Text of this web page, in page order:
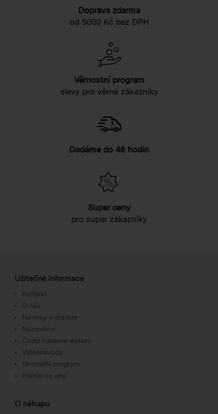
Doprava zdarma
od 5000 Kč bez DPH
Věrnostní program
slevy pro věrné zákazníky
Dodáme do 48 hodin
Super ceny
pro super zákazníky
Užitečné informace
Kontakt
O nás
Novinky e-mailem
Názvosloví
Často kladené dotazy
Videonávody
Věrnostní program
Přebal na víno
O nákupu